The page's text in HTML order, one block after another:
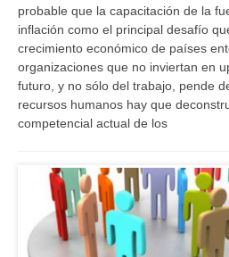
probable que la capacitación de la
inflación como el principal desafío
crecimiento económico de países
organizaciones que no inviertan en
futuro, y no sólo del trabajo, pende
recursos humanos hay que
competencial actual de los